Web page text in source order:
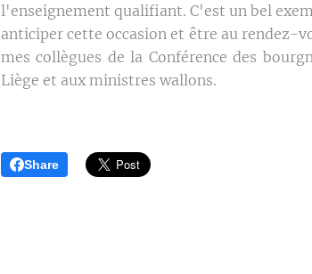
l'enseignement qualifiant. C'est un bel
anticiper cette occasion et être au rendez-
mes collègues de la Conférence des
Liège et aux ministres wallons.
Share